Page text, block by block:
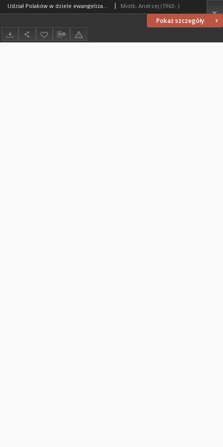
Pokaż szczegóły
Udział Polaków w dziele ewangelizacji w latach 1000-2000 Miotk, Andrzej (1963- )